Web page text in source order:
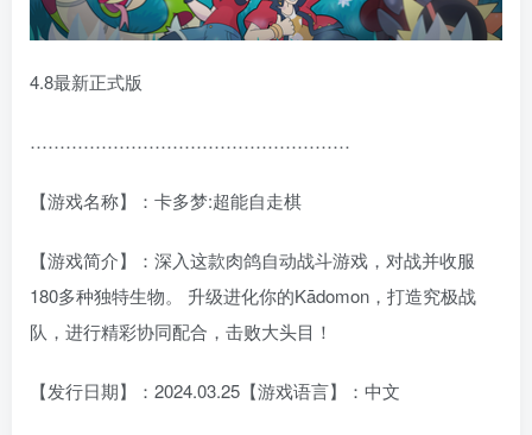
4.8最新正式版
………………………………………………
【游戏名称】：卡多梦:超能自走棋
【游戏简介】：深入这款肉鸽自动战斗游戏，对战并收服
180多种独特生物。 升级进化你的Kādomon，打造究极战
队，进行精彩协同配合，击败大头目！
【发行日期】：2024.03.25【游戏语言】：中文